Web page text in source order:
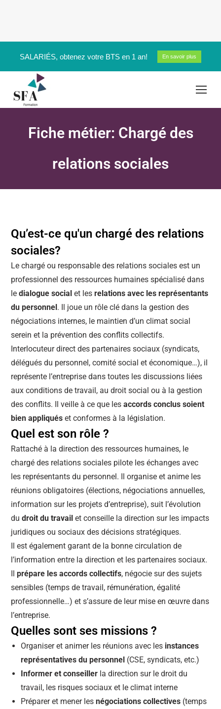
SALARIÉS, obtenez votre BTS en 1 an! En savoir plus
Fiche métier: Chargé des
relations sociales
Qu’est-ce qu'un chargé des relations
sociales?
Le chargé ou responsable des relations sociales est un
professionnel des ressources humaines spécialisé dans
ledialogue social et lesrelations avec les représentants
du personnel. Il joue un rôle clé dans la gestion des
négociations internes, le maintien d’un climat social
serein et la prévention des conflits collectifs.
Interlocuteur direct des partenaires sociaux (syndicats,
délégués du personnel, comité social et économique…), il
représente l’entreprise dans toutes les discussions liées
aux conditions de travail, au droit social ou à la gestion
des conflits. Il veille à ce que lesaccords conclus soient
bien appliqués et conformes à la législation.
Quel est son rôle ?
Rattaché à la direction des ressources humaines, le
chargé des relations sociales pilote les échanges avec
les représentants du personnel. Il organise et anime les
réunions obligatoires (élections, négociations annuelles,
information sur les projets d’entreprise), suit l’évolution
dudroit du travail et conseille la direction sur les impacts
juridiques ou sociaux des décisions stratégiques.
Il est également garant de la bonne circulation de
l’information entre la direction et les partenaires sociaux.
Ilprépare les accords collectifs, négocie sur des sujets
sensibles (temps de travail, rémunération, égalité
professionnelle…) et s’assure de leur mise en œuvre dans
l’entreprise.
Quelles sont ses missions ?
Organiser et animer les réunions avec les instances
représentatives du personnel (CSE, syndicats, etc.)
Informer et conseiller la direction sur le droit du
travail, les risques sociaux et le climat interne
Préparer et mener lesnégociations collectives (temps